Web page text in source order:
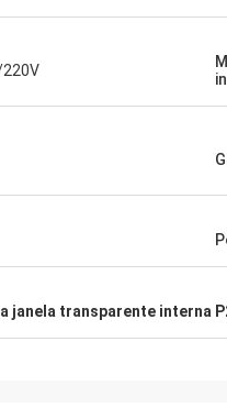
janela transparente interna